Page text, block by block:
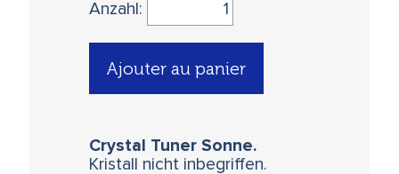
Anzahl:
Ajouter au panier
Crystal Tuner Sonne.
Kristall nicht inbegriffen.